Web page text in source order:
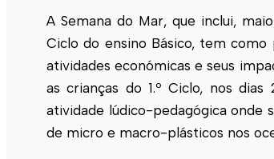
A Semana do Mar, que inclui,
Ciclo do ensino Básico, tem
atividades económicas e seus
as crianças do 1.º Ciclo, nos
atividade lúdico-pedagógica onde
de micro e macro-plásticos nos